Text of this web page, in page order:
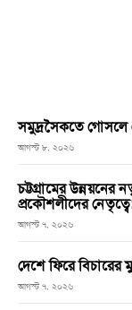
সমুদ্রসৈকতে গোসলে
আগস্ট ৮, ২০২৬
চট্টগ্রামের
প্রকৌশলীদের
আগস্ট ৭, ২০২৬
দেশে ফিরে বিচারের
আগস্ট ৭, ২০২৬